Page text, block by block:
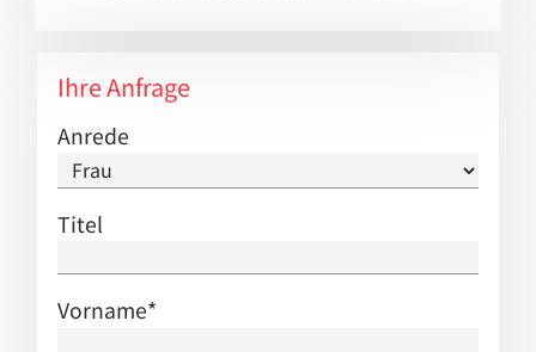
Ihre Anfrage
Anrede
Titel
Vorname*